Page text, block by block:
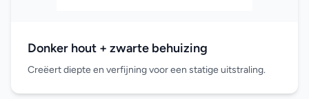
Donker hout + zwarte behuizing
Creëert diepte en verfijning voor een statige uitstraling.